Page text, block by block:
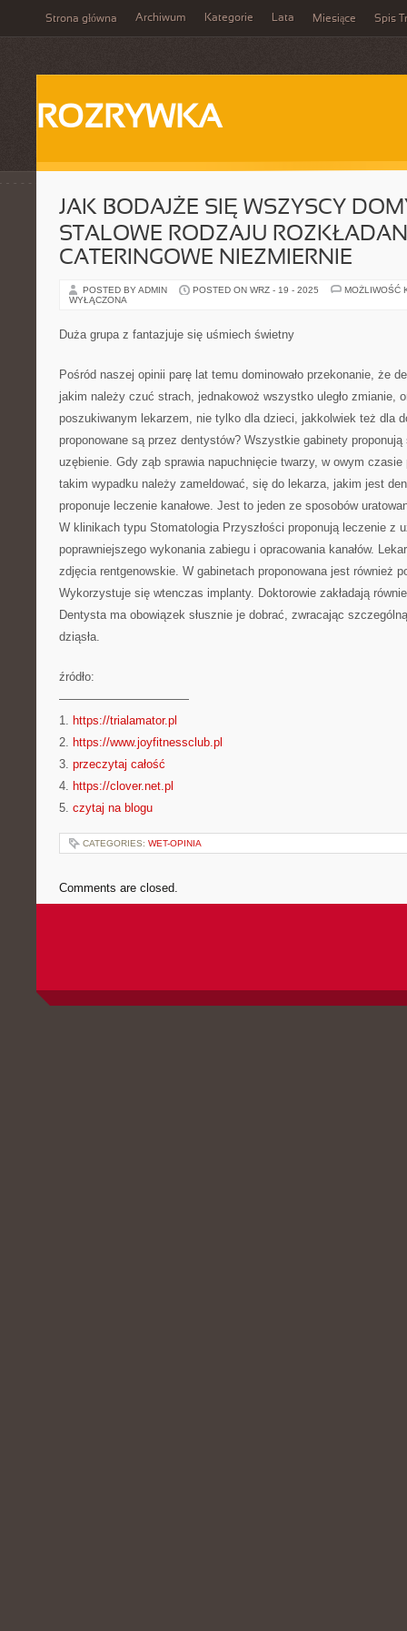
Strona główna Archiwum Kategorie Lata Miesiące Spis
ROZRYWKA
JAK BODAJŻE SIĘ WSZYSCY
STALOWE RODZAJU
CATERINGOWE NIEZMIERNIE
POSTED BY ADMIN POSTED ON WRZ - 19 - 2025
MOŻLIWOŚĆ
WYŁĄCZONA
Duża grupa z fantazjuje się uśmiech świetny
Pośród naszej opinii parę lat temu dominowało przekonanie, że
jakim należy czuć strach, jednakowoż wszystko uległo zmianie,
poszukiwanym lekarzem, nie tylko dla dzieci, jakkolwiek też dla
proponowane są przez dentystów? Wszystkie gabinety proponują
uzębienie. Gdy ząb sprawia napuchnięcie twarzy, w owym
takim wypadku należy zameldować, się do lekarza, jakim jest
proponuje leczenie kanałowe. Jest to jeden ze sposobów
W klinikach typu Stomatologia Przyszłości proponują leczenie z
poprawniejszego wykonania zabiegu i opracowania kanałów.
zdjęcia rentgenowskie. W gabinetach proponowana jest również
Wykorzystuje się wtenczas implanty. Doktorowie zakładają
Dentysta ma obowiązek słusznie je dobrać, zwracając
dziąsła.
źródło:
———————————
1. https://trialamator.pl
2. https://www.joyfitnessclub.pl
3. przeczytaj całość
4. https://clover.net.pl
5. czytaj na blogu
CATEGORIES: WET-OPINIA
Comments are closed.